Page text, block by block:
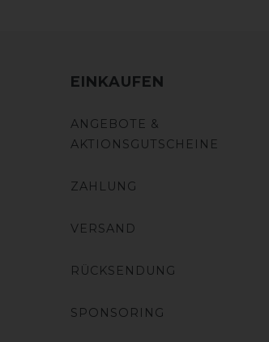
EINKAUFEN
ANGEBOTE &
AKTIONSGUTSCHEINE
ZAHLUNG
VERSAND
RÜCKSENDUNG
SPONSORING